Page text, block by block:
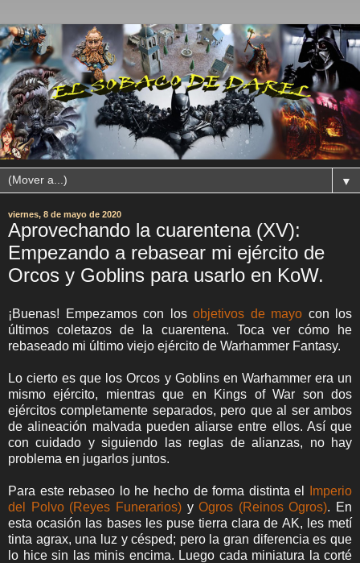
▼
viernes, 8 de mayo de 2020
Aprovechando la cuarentena (XV):
Empezando a rebasear mi ejército de
Orcos y Goblins para usarlo en KoW.
¡Buenas! Empezamos con los objetivos de mayo con los
últimos coletazos de la cuarentena. Toca ver cómo he
rebaseado mi último viejo ejército de Warhammer Fantasy.
Lo cierto es que los Orcos y Goblins en Warhammer era un
mismo ejército, mientras que en Kings of War son dos
ejércitos completamente separados, pero que al ser ambos
de alineación malvada pueden aliarse entre ellos. Así que
con cuidado y siguiendo las reglas de alianzas, no hay
problema en jugarlos juntos.
Para este rebaseo lo he hecho de forma distinta el
Imperio
del Polvo (Reyes Funerarios)yOgros (Reinos Ogros). En
esta ocasión las bases les puse tierra clara de AK, les metí
tinta agrax, una luz y césped; pero la gran diferencia es que
lo hice sin las minis encima. Luego cada miniatura la corté